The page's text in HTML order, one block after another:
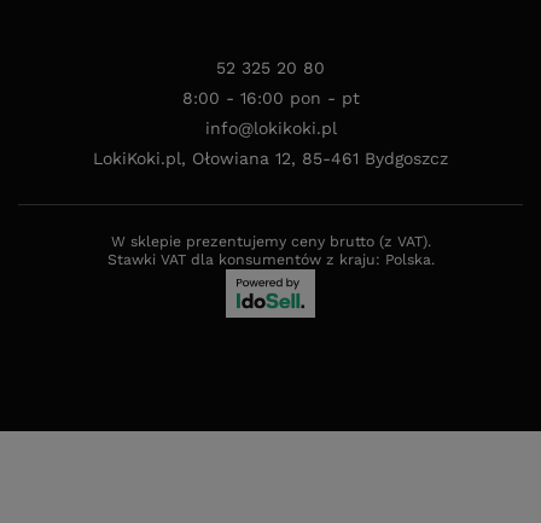
52 325 20 80
8:00 - 16:00 pon - pt
info@lokikoki.pl
LokiKoki.pl, Ołowiana 12, 85-461 Bydgoszcz
W sklepie prezentujemy ceny brutto (z VAT).
Stawki VAT dla konsumentów z kraju: Polska.